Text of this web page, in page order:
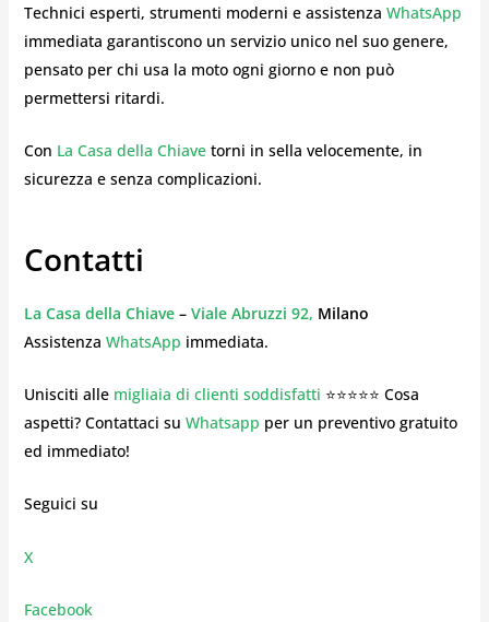
Technici esperti, strumenti moderni e assistenza WhatsApp
immediata garantiscono un servizio unico nel suo genere,
pensato per chi usa la moto ogni giorno e non può
permettersi ritardi.
Con La Casa della Chiavetorni in sella velocemente, in
sicurezza e senza complicazioni.
Contatti
La Casa della Chiave–Viale Abruzzi 92, Milano
Assistenza WhatsApp immediata.
Unisciti alle migliaia di clienti soddisfatti ⭐⭐⭐⭐⭐ Cosa
aspetti? Contattaci su Whatsapp per un preventivo gratuito
ed immediato!
Seguici su
X
Facebook